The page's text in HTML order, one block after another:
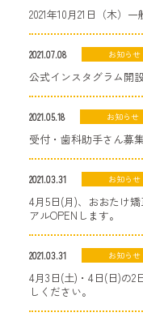
2021年10月21日（木）
2021.07.08 お知らせ
公式インスタグラム開
2021.05.18 お知らせ
受付・歯科助手さん募
2021.03.31 お知らせ
4月5日(月)、おおたけ
アルOPENします。
2021.03.31 お知らせ
4月3日(土)・4日(日)の
しください。